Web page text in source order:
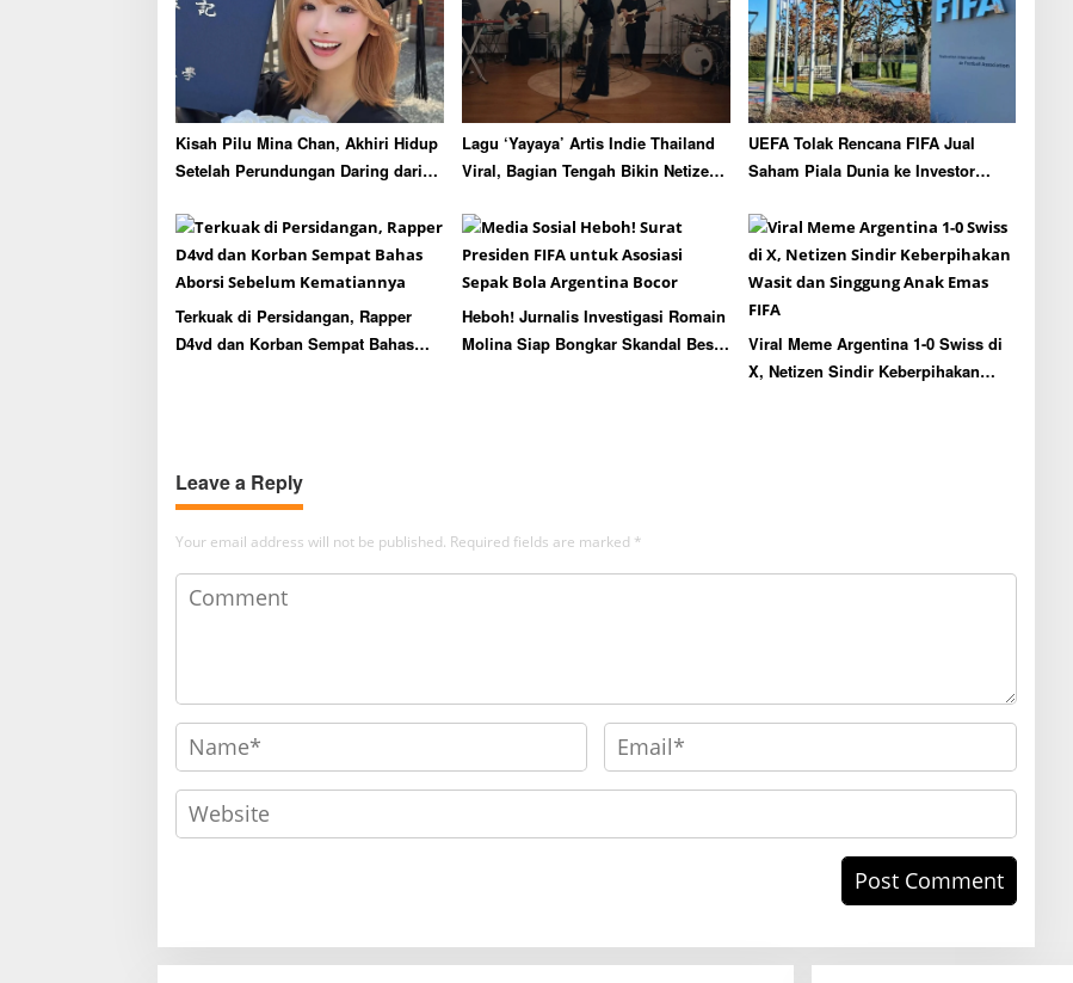
a
t
i
o
n
Kisah Pilu Mina Chan, Akhiri Hidup
Setelah Perundungan Daring dari
Lagu ‘Yayaya’ Artis Indie Thailand
Viral, Bagian Tengah Bikin Netizen
UEFA Tolak Rencana FIFA Jual
Saham Piala Dunia ke Investor
Batas
Terkuak di Persidangan, Rapper
D4vd dan Korban Sempat Bahas
Heboh! Jurnalis Investigasi Romain
Molina Siap Bongkar Skandal Besar
Viral Meme Argentina 1-0 Swiss di
X, Netizen Sindir Keberpihakan
Leave a Reply
Your email address will not be published. Required fields are marked *